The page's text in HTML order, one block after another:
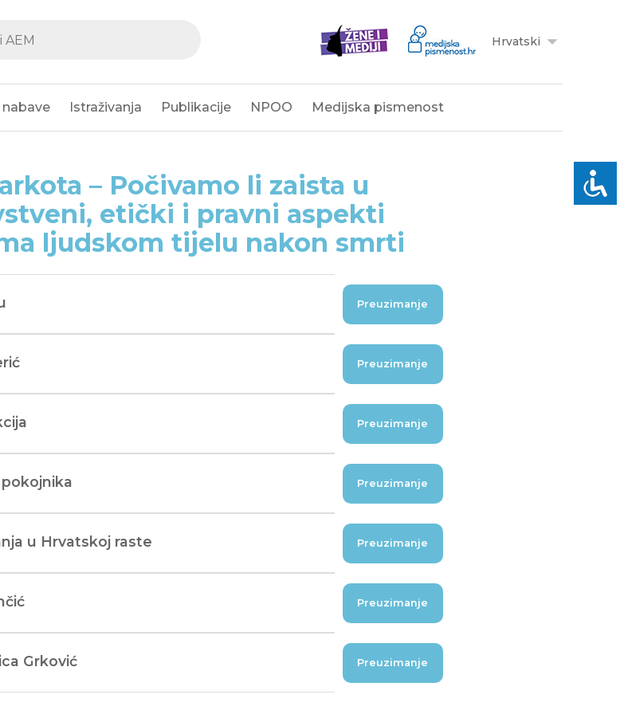
Hrvatski
nabave Istraživanja Publikacije NPOO Medijska pismenost
– Počivamo li zaista u
etički i pravni aspekti
ljudskom tijelu nakon smrti
Preuzimanje
Preuzimanje
Preuzimanje
Preuzimanje
u Hrvatskoj raste Preuzimanje
Preuzimanje
Grković Preuzimanje